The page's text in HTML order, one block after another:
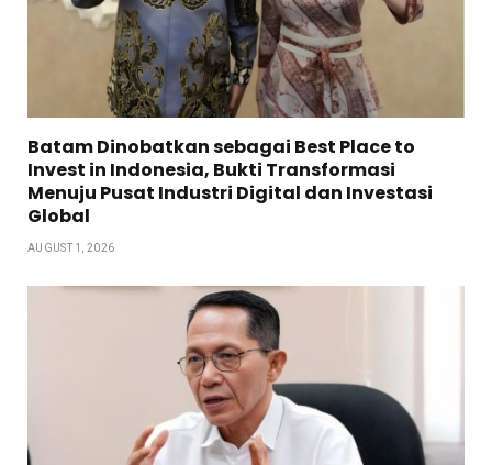
Batam Dinobatkan sebagai Best Place to
Invest in Indonesia, Bukti Transformasi
Menuju Pusat Industri Digital dan Investasi
Global
AUGUST 1, 2026